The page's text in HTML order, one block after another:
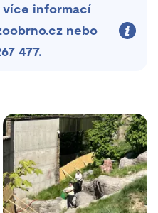
více informací
nebo
477.